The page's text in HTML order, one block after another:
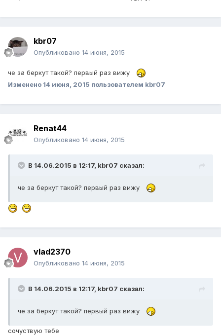
kbr07
Опубликовано 14 июня, 2015
че за беркут такой? первый раз вижу
Изменено 14 июня, 2015 пользователем kbr07
Renat44
Опубликовано 14 июня, 2015
В 14.06.2015 в 12:17, kbr07 сказал:
че за беркут такой? первый раз вижу
vlad2370
Опубликовано 14 июня, 2015
В 14.06.2015 в 12:17, kbr07 сказал:
че за беркут такой? первый раз вижу
сочуствую тебе